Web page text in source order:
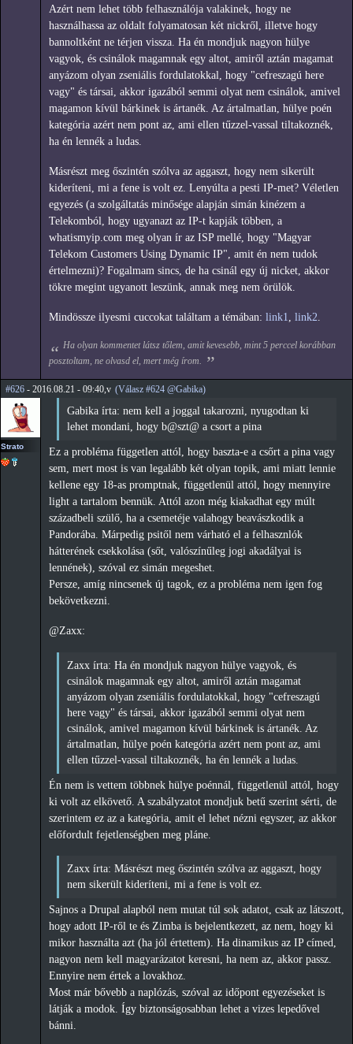
Azért nem lehet több felhasználója valakinek, hogy ne
használhassa az oldalt folyamatosan két nickről, illetve hogy
bannoltként ne térjen vissza. Ha én mondjuk nagyon hülye
vagyok, és csinálok magamnak egy altot, amiről aztán magamat
anyázom olyan zseniális fordulatokkal, hogy "cefreszagú here
vagy" és társai, akkor igazából semmi olyat nem csinálok, amivel
magamon kívül bárkinek is ártanék. Az ártalmatlan, hülye poén
kategória azért nem pont az, ami ellen tűzzel-vassal tiltakoznék,
ha én lennék a ludas.
Másrészt meg őszintén szólva az aggaszt, hogy nem sikerült
kideríteni, mi a fene is volt ez. Lenyúlta a pesti IP-met? Véletlen
egyezés (a szolgáltatás minősége alapján simán kinézem a
Telekomból, hogy ugyanazt az IP-t kapják többen, a
whatismyip.com meg olyan ír az ISP mellé, hogy "Magyar
Telekom Customers Using Dynamic IP", amit én nem tudok
értelmezni)? Fogalmam sincs, de ha csinál egy új nicket, akkor
tökre megint ugyanott leszünk, annak meg nem örülök.
Mindössze ilyesmi cuccokat találtam a témában: link1 link2
Ha olyan kommentet látsz tőlem, amit kevesebb, mint 5 perccel korábban
posztoltam, ne olvasd el, mert még írom.
#626 - 2016.08.21 - 09:40,v (Válasz #624 @Gabika)
Strato
Gabika írta: nem kell a joggal takarozni, nyugodtan ki
lehet mondani, hogy b@szt@ a csort a pina
Ez a probléma független attól, hogy baszta-e a csőrt a pina vagy
sem, mert most is van legalább két olyan topik, ami miatt lennie
kellene egy 18-as promptnak, függetlenül attól, hogy mennyire
light a tartalom bennük. Attól azon még kiakadhat egy múlt
századbeli szülő, ha a csemetéje valahogy beavászkodik a
Pandorába. Márpedig psitől nem várható el a felhasznlók
hátterének csekkolása (sőt, valószínűleg jogi akadályai is
lennének), szóval ez simán megeshet.
Persze, amíg nincsenek új tagok, ez a probléma nem igen fog
bekövetkezni.
@Zaxx:
Zaxx írta: Ha én mondjuk nagyon hülye vagyok, és
csinálok magamnak egy altot, amiről aztán magamat
anyázom olyan zseniális fordulatokkal, hogy "cefreszagú
here vagy" és társai, akkor igazából semmi olyat nem
csinálok, amivel magamon kívül bárkinek is ártanék. Az
ártalmatlan, hülye poén kategória azért nem pont az, ami
ellen tűzzel-vassal tiltakoznék, ha én lennék a ludas.
Én nem is vettem többnek hülye poénnál, függetlenül attól, hogy
ki volt az elkövető. A szabályzatot mondjuk betű szerint sérti, de
szerintem ez az a kategória, amit el lehet nézni egyszer, az akkor
előfordult fejetlenségben meg pláne.
Zaxx írta: Másrészt meg őszintén szólva az aggaszt, hogy
nem sikerült kideríteni, mi a fene is volt ez.
Sajnos a Drupal alapból nem mutat túl sok adatot, csak az látszott,
hogy adott IP-ről te és Zimba is bejelentkezett, az nem, hogy ki
mikor használta azt (ha jól értettem). Ha dinamikus az IP címed,
nagyon nem kell magyarázatot keresni, ha nem az, akkor passz.
Ennyire nem értek a lovakhoz.
Most már bővebb a naplózás, szóval az időpont egyezéseket is
látják a modok. Így biztonságosabban lehet a vizes lepedővel
bánni.